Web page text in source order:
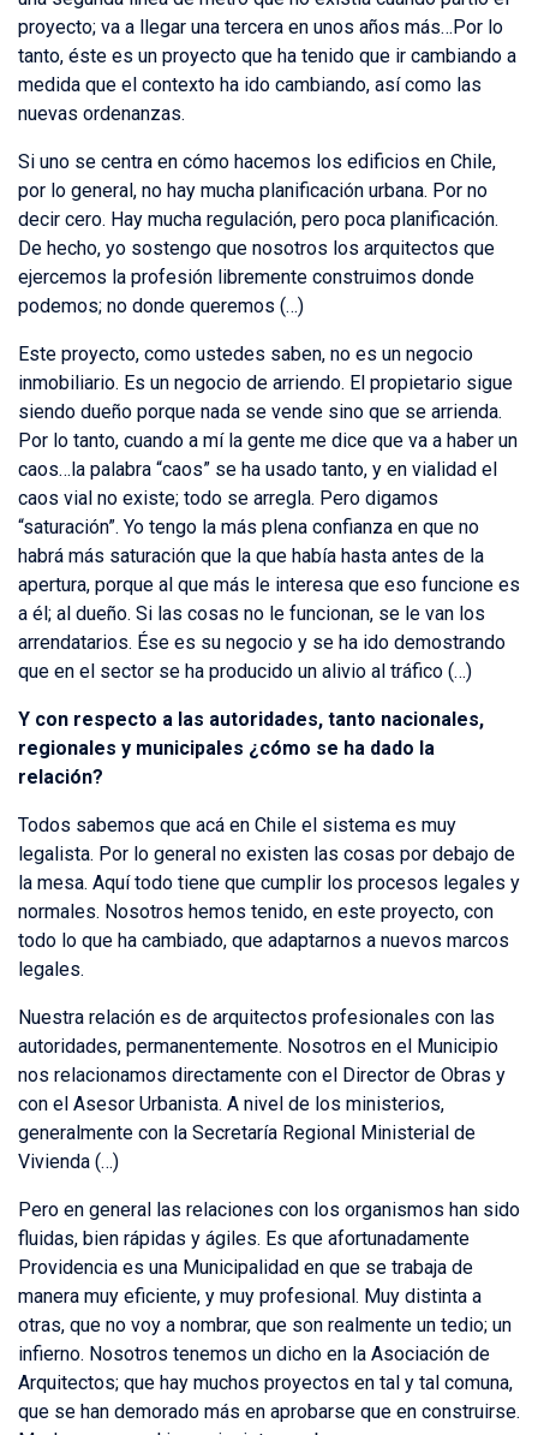
proyecto; va a llegar una tercera en unos años más…Por lo
tanto, éste es un proyecto que ha tenido que ir cambiando a
medida que el contexto ha ido cambiando, así como las
nuevas ordenanzas.
Si uno se centra en cómo hacemos los edificios en Chile,
por lo general, no hay mucha planificación urbana. Por no
decir cero. Hay mucha regulación, pero poca planificación.
De hecho, yo sostengo que nosotros los arquitectos que
ejercemos la profesión libremente construimos donde
podemos; no donde queremos (…)
Este proyecto, como ustedes saben, no es un negocio
inmobiliario. Es un negocio de arriendo. El propietario sigue
siendo dueño porque nada se vende sino que se arrienda.
Por lo tanto, cuando a mí la gente me dice que va a haber un
caos…la palabra “caos” se ha usado tanto, y en vialidad el
caos vial no existe; todo se arregla. Pero digamos
“saturación”. Yo tengo la más plena confianza en que no
habrá más saturación que la que había hasta antes de la
apertura, porque al que más le interesa que eso funcione es
a él; al dueño. Si las cosas no le funcionan, se le van los
arrendatarios. Ése es su negocio y se ha ido demostrando
que en el sector se ha producido un alivio al tráfico (…)
Y con respecto a las autoridades, tanto nacionales,
regionales y municipales ¿cómo se ha dado la
relación?
Todos sabemos que acá en Chile el sistema es muy
legalista. Por lo general no existen las cosas por debajo de
la mesa. Aquí todo tiene que cumplir los procesos legales y
normales. Nosotros hemos tenido, en este proyecto, con
todo lo que ha cambiado, que adaptarnos a nuevos marcos
legales.
Nuestra relación es de arquitectos profesionales con las
autoridades, permanentemente. Nosotros en el Municipio
nos relacionamos directamente con el Director de Obras y
con el Asesor Urbanista. A nivel de los ministerios,
generalmente con la Secretaría Regional Ministerial de
Vivienda (…)
Pero en general las relaciones con los organismos han sido
fluidas, bien rápidas y ágiles. Es que afortunadamente
Providencia es una Municipalidad en que se trabaja de
manera muy eficiente, y muy profesional. Muy distinta a
otras, que no voy a nombrar, que son realmente un tedio; un
infierno. Nosotros tenemos un dicho en la Asociación de
Arquitectos; que hay muchos proyectos en tal y tal comuna,
que se han demorado más en aprobarse que en construirse.